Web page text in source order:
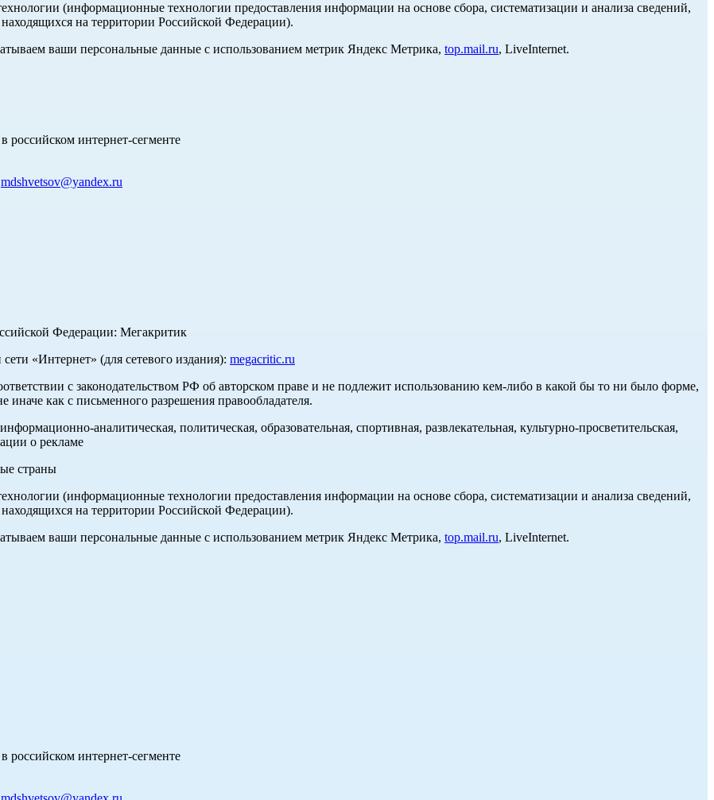
(информационные технологии предоставления информации на основе сбора, систематизации и анализа сведений,
на территории Российской Федерации).
ваши персональные данные с использованием метрик Яндекс Метрика, top.mail.ru, LiveInternet.
интернет-сегменте
mdshvetsov@yandex.ru
Федерации: Мегакритик
«Интернет» (для сетевого издания): megacritic.ru
с законодательством РФ об авторском праве и не подлежит использованию кем-либо в какой бы то ни было форме,
как с письменного разрешения правообладателя.
аналитическая, политическая, образовательная, спортивная, развлекательная, культурно-просветительская,
о рекламе
страны
(информационные технологии предоставления информации на основе сбора, систематизации и анализа сведений,
на территории Российской Федерации).
ваши персональные данные с использованием метрик Яндекс Метрика, top.mail.ru, LiveInternet.
интернет-сегменте